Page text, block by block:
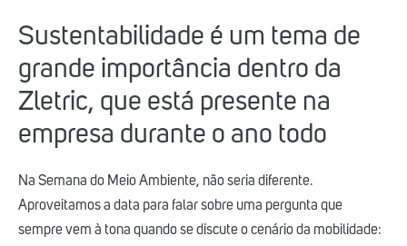
Sustentabilidade é um tema de
grande importância dentro da
Zletric, que está presente na
empresa durante o ano todo
Na Semana do Meio Ambiente, não seria diferente.
Aproveitamos a data para falar sobre uma pergunta que
sempre vem à tona quando se discute o cenário da mobilidade: